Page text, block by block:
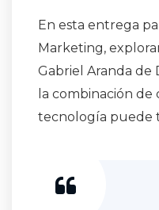
En esta entrega
Marketing,
Gabriel Aranda de
la combinación
tecnología puede